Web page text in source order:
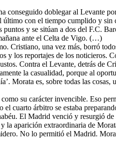
conseguido doblegar al Levante
con el tiempo cumplido y sin
y se sitúan a dos del F.C.
ante el Celta de Vigo. (…)
Cristiano, una vez más, borró
y los reportajes de los noticieros.
Contra el Levante, detrás de
la casualidad, porque al
Morata es, sobre todas las
su carácter invencible. Eso
cuarto árbitro se estaba
El Madrid venció y resurgió
aparición extraordinaria de
No lo permitió el Madrid.